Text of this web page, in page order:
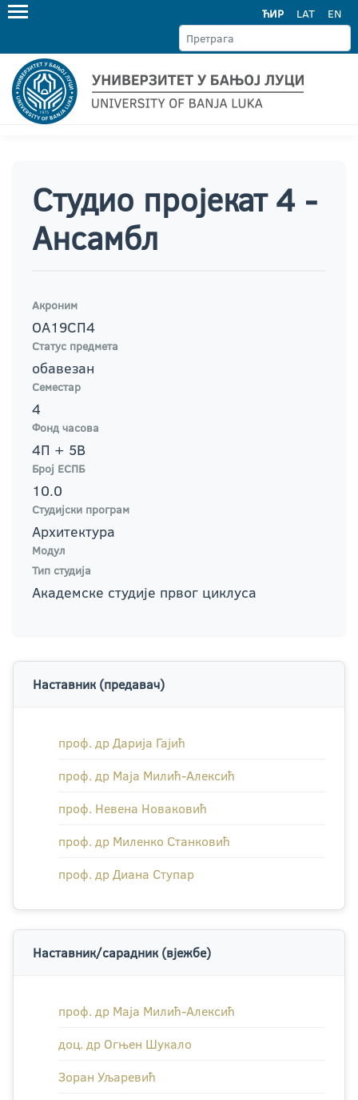
ЋИР LAT EN
Студио пројекат 4 -
Ансамбл
Акроним
ОА19СП4
Статус предмета
обавезан
Семестар
4
Фонд часова
4П + 5В
Број ЕСПБ
10.0
Студијски програм
Архитектура
Модул
Тип студија
Академске студије првог циклуса
Наставник (предавач)
проф. др Дарија Гајић
проф. др Маја Милић-Алексић
проф. Невена Новаковић
проф. др Миленко Станковић
проф. др Диана Ступар
Наставник/сарадник (вјежбе)
проф. др Маја Милић-Алексић
доц. др Огњен Шукало
Зоран Уљаревић